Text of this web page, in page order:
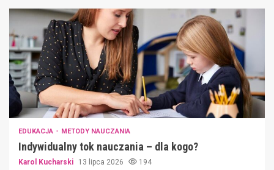
EDUKACJA METODY NAUCZANIA
Indywidualny tok nauczania – dla kogo?
Karol Kucharski 13 lipca 2026 194